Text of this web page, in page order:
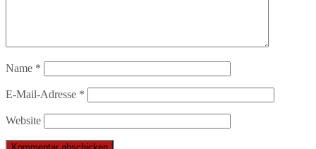
Name *
E-Mail-Adresse *
Website